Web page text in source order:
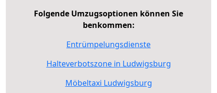
Folgende Umzugsoptionen können Sie
benkommen:
Entrümpelungsdienste
Halteverbotszone in Ludwigsburg
Möbeltaxi Ludwigsburg